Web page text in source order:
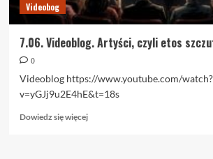
Videobog
7.06. Videoblog. Artyści, czyli etos
0
Videoblog https://www.youtube.com/watch?
v=yGJj9u2E4hE&t=18s
Dowiedz się więcejDowiedz